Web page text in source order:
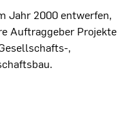
Jahr 2000 entwerfen,
Auftraggeber Projekte
,